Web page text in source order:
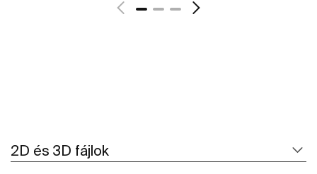
2D és 3D fájlok